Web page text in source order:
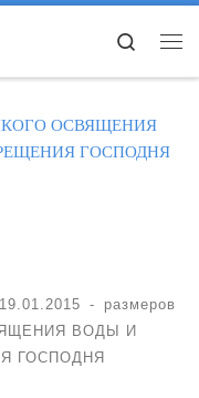
Search
ОСВЯЩЕНИЯ
ГОСПОДНЯ
19.01.2015 -
размеров
ВОДЫ И
ГОСПОДНЯ